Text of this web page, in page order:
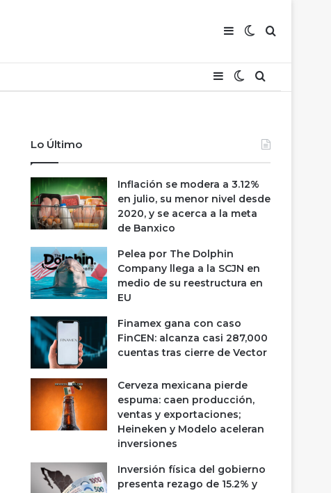
Barra lateral
Switch skin
Buscar
Barra lateral
Switch skin
Buscar
Lo Último
Inflación se modera a 3.12%
en julio, su menor nivel desde
2020, y se acerca a la meta
de Banxico
Pelea por The Dolphin
Company llega a la SCJN en
medio de su reestructura en
EU
Finamex gana con caso
FinCEN: alcanza casi 287,000
cuentas tras cierre de Vector
Cerveza mexicana pierde
espuma: caen producción,
ventas y exportaciones;
Heineken y Modelo aceleran
inversiones
Inversión física del gobierno
presenta rezago de 15.2% y